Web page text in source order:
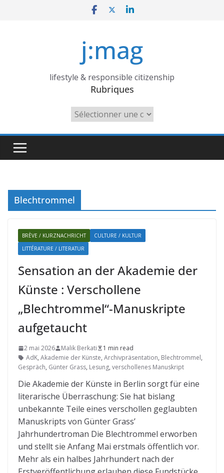
j:mag
lifestyle & responsible citizenship
Rubriques
Rubriques
Blechtrommel
BRÈVE / KURZNACHRICHT
CULTURE / KULTUR
LITTÉRATURE / LITERATUR
Sensation an der Akademie der
Künste : Verschollene
„Blechtrommel“-Manuskripte
aufgetaucht
2 mai 2026 Malik Berkati
1 min read
AdK, Akademie der Künste, Archivpräsentation, Blechtrommel,
Gespräch, Günter Grass, Lesung, verschollenes Manuskript
Die Akademie der Künste in Berlin sorgt für eine
literarische Überraschung: Sie hat bislang
unbekannte Teile eines verschollen geglaubten
Manuskripts von Günter Grass’
Jahrhundertroman Die Blechtrommel erworben
und stellt sie Anfang Mai erstmals öffentlich vor.
Mehr als ein halbes Jahrhundert nach der